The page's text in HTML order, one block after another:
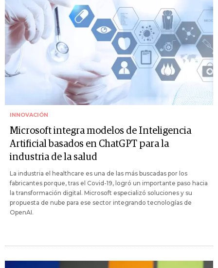
INNOVACIÓN
Microsoft integra modelos de Inteligencia
Artificial basados en ChatGPT para la
industria de la salud
La industria el healthcare es una de las más buscadas por los
fabricantes porque, tras el Covid-19, logró un importante paso hacia
la transformación digital. Microsoft especializó soluciones y su
propuesta de nube para ese sector integrando tecnologías de
OpenAI.